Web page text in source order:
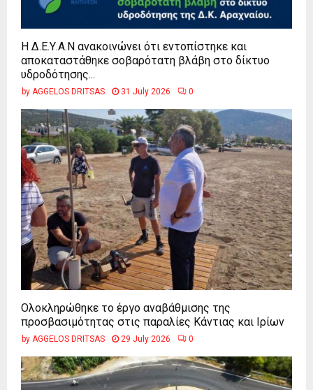
Η Δ.Ε.Υ.Α.Ν ανακοινώνει ότι εντοπίστηκε και
αποκαταστάθηκε σοβαρότατη βλάβη στο δίκτυο
υδροδότησης...
by AGGELOS DRITSAS 31 July 2026 0
Ολοκληρώθηκε το έργο αναβάθμισης της
προσβασιμότητας στις παραλίες Κάντιας και Ιρίων
by AGGELOS DRITSAS 29 July 2026 0